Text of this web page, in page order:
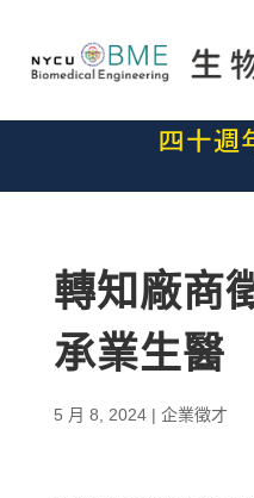
轉知廠商
承業生醫
5 月 8, 2024| 企業徵才